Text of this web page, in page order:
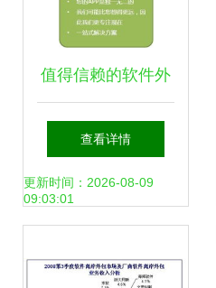
值得信赖的软件外
包服务商 践行3P
模型开发的核心优
查看详情
更新时间：2026-08-09
09:03:01